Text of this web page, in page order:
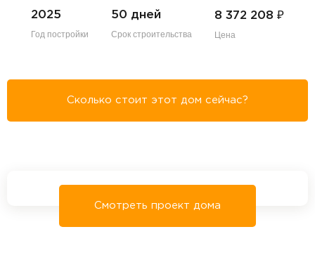
2025
Год постройки
50 дней
Срок строительства
8 372 208₽
Цена
Сколько стоит этот дом сейчас?
Смотреть проект дома